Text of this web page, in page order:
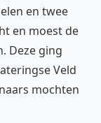
en twee
en moest de
Deze ging
Veld
mochten